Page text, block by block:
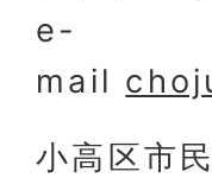
e-
mail
小高区市